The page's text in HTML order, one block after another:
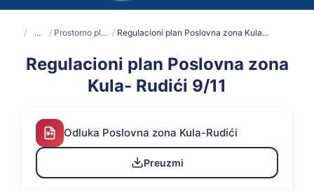
/ ... / Prostorno planska dokumentacija / Regulacioni plan Poslovna zona Kula- Rudići 9/11
Regulacioni plan Poslovna zona
Kula- Rudići 9/11
Odluka Poslovna zona Kula-Rudići
Preuzmi